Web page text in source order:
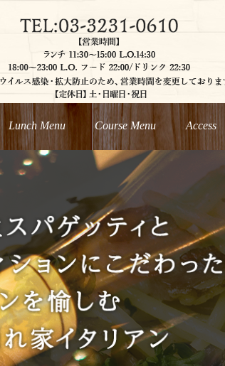
Lunch Menu Course Menu Access